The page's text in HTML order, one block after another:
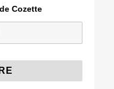
Cozette